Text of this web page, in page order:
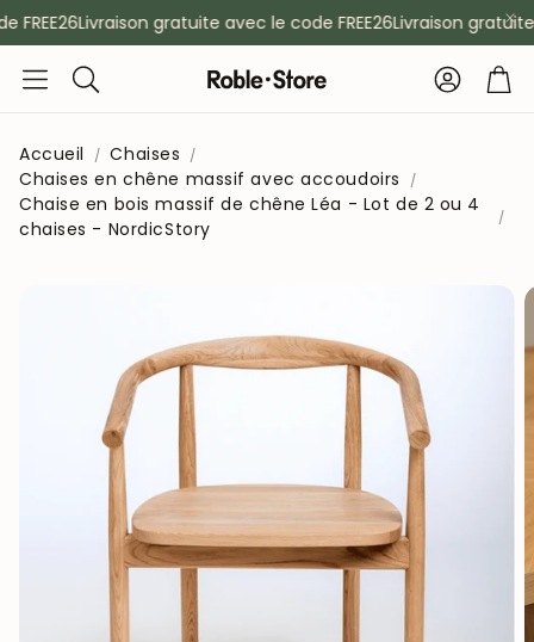
Livraison gratuite avec le code FREE26Livraison gratuite
Rechercher
Compte
Accueil
Chaises
Chaises en chêne massif avec accoudoirs
Chaise en bois massif de chêne Léa - Lot de 2 ou 4
chaises - NordicStory